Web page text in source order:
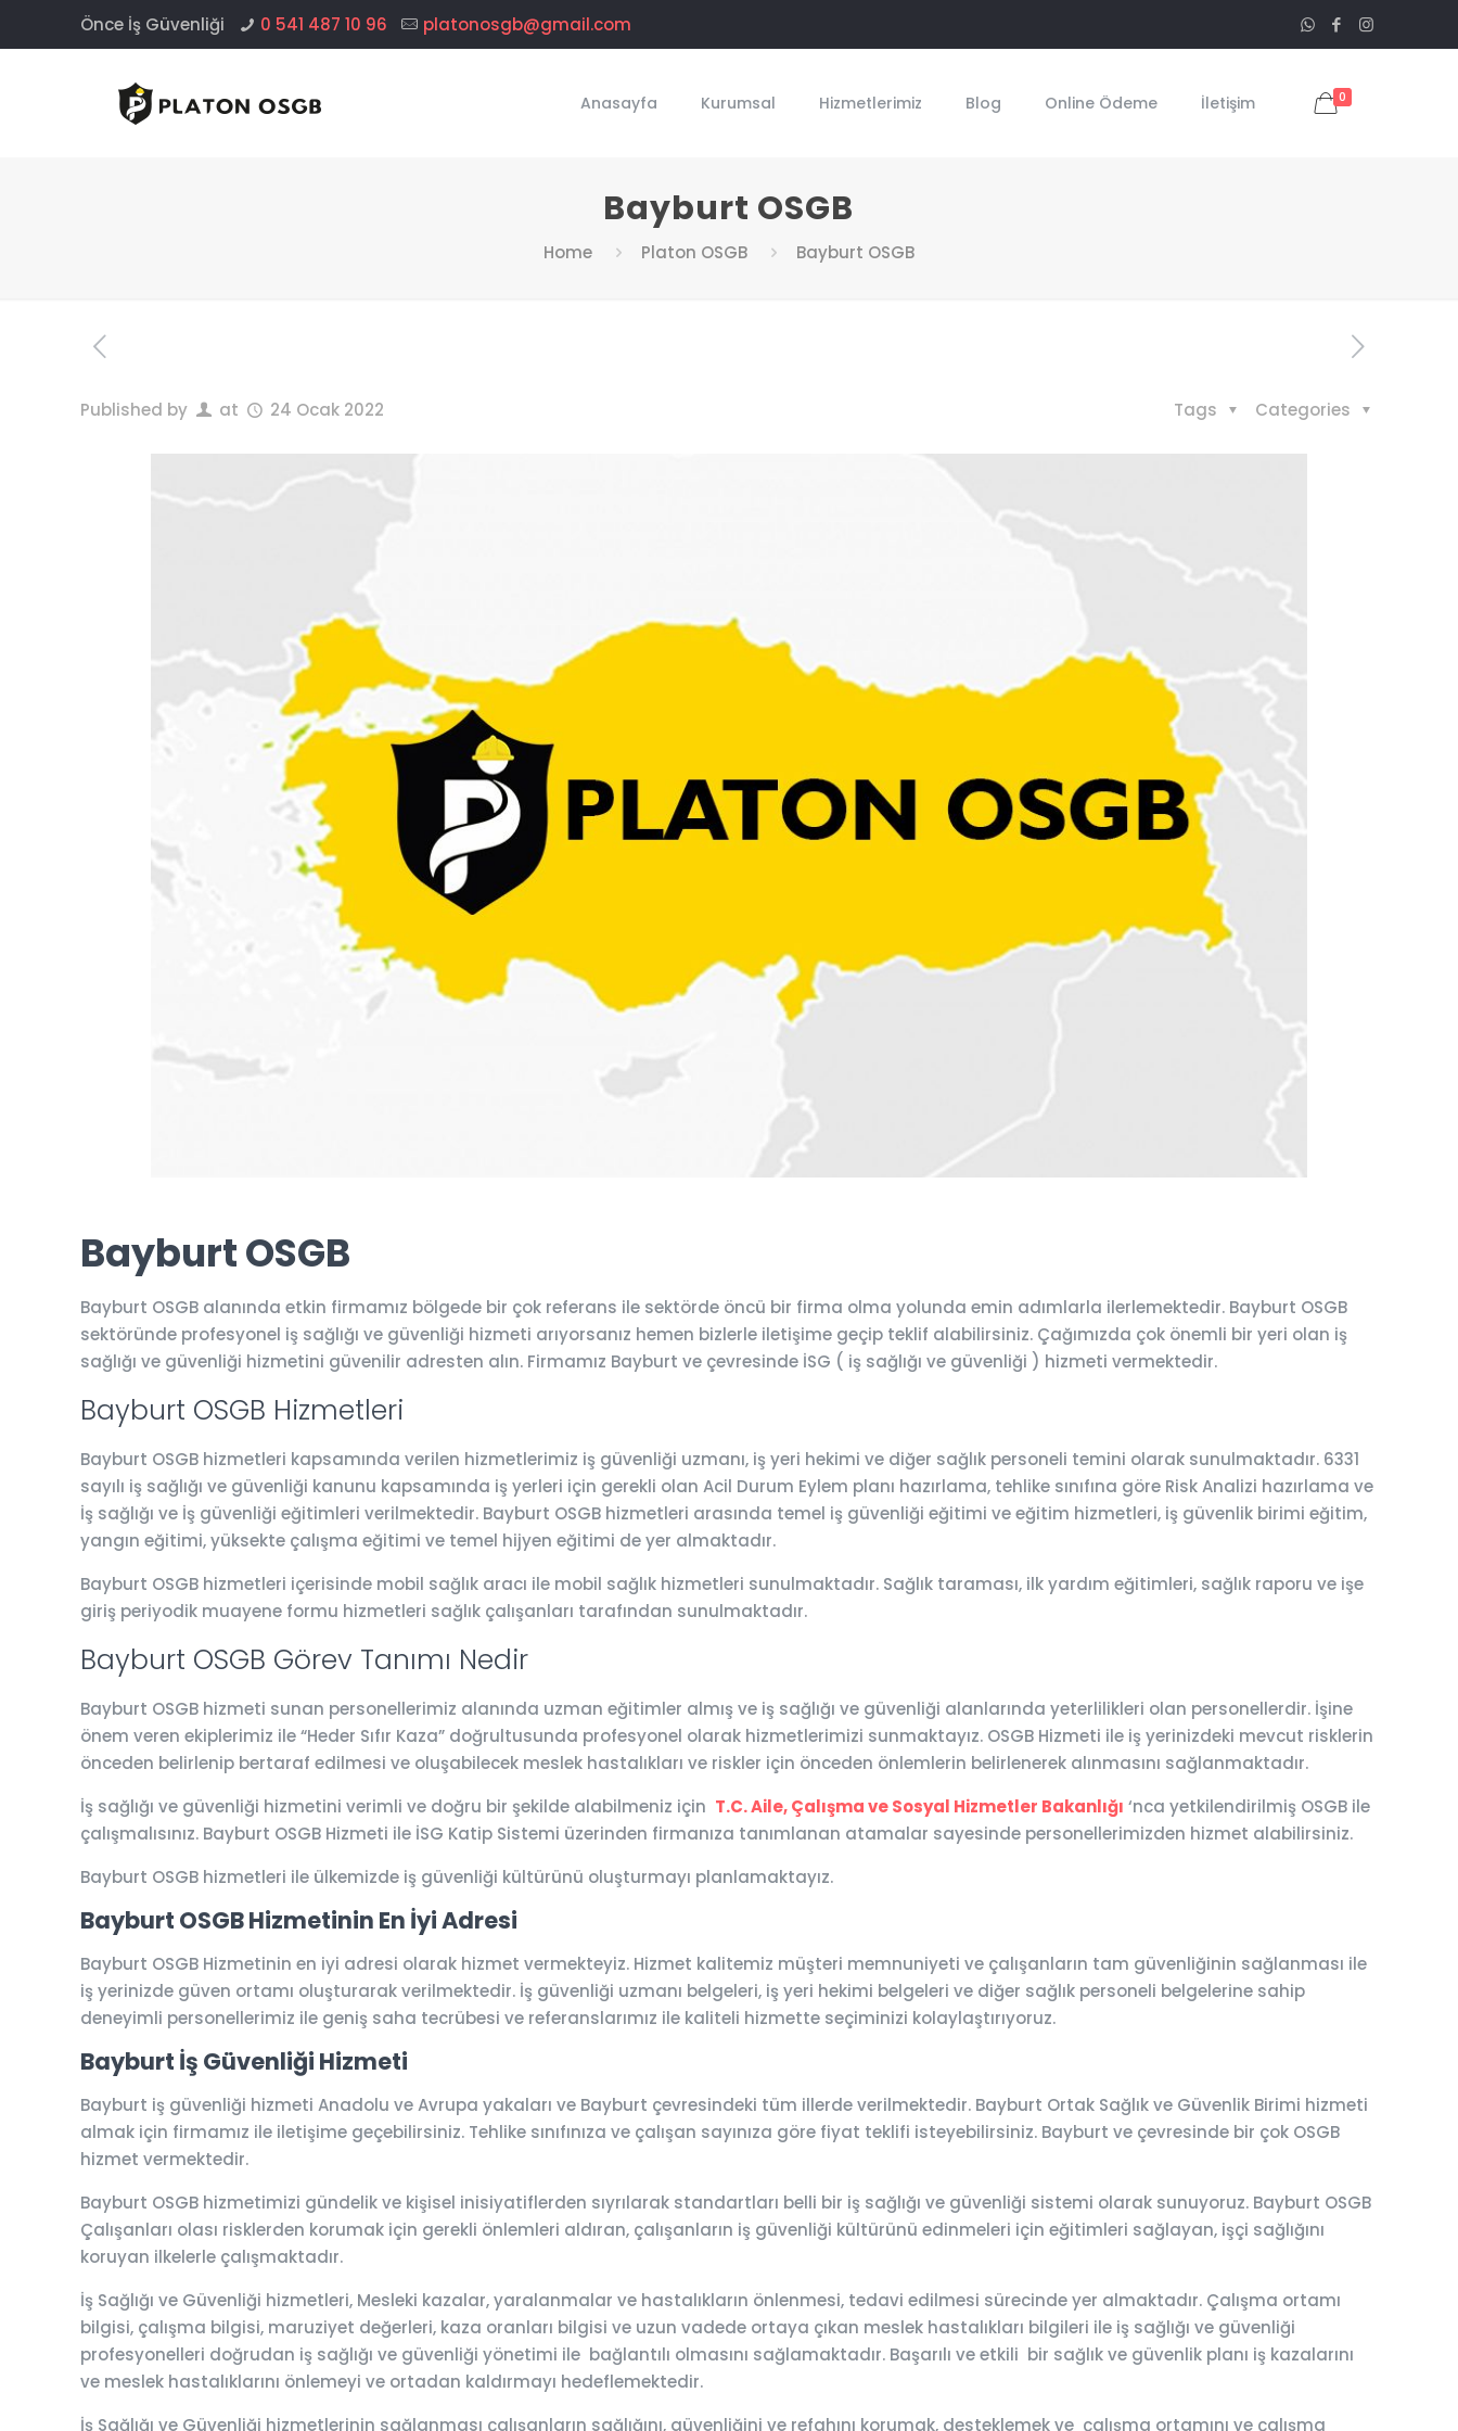
Önce İş Güvenliği 0 541 487 10 96 platonosgb@gmail.com
Anasayfa Kurumsal Hizmetlerimiz Blog Online Ödeme İletişim 0
Bayburt OSGB
Home Platon OSGB Bayburt OSGB
Published by at 24 Ocak 2022 Categories
Tags
Bayburt OSGB
Bayburt OSGB alanında etkin firmamız bölgede bir çok referans ile sektörde öncü bir firma olma yolunda emin adımlarla ilerlemektedir. Bayburt OSGB
sektöründe profesyonel iş sağlığı ve güvenliği hizmeti arıyorsanız hemen bizlerle iletişime geçip teklif alabilirsiniz. Çağımızda çok önemli bir yeri olan iş
sağlığı ve güvenliği hizmetini güvenilir adresten alın. Firmamız Bayburt ve çevresinde İSG ( iş sağlığı ve güvenliği ) hizmeti vermektedir.
Bayburt OSGB Hizmetleri
Bayburt OSGB hizmetleri kapsamında verilen hizmetlerimiz iş güvenliği uzmanı, iş yeri hekimi ve diğer sağlık personeli temini olarak sunulmaktadır. 6331
sayılı iş sağlığı ve güvenliği kanunu kapsamında iş yerleri için gerekli olan Acil Durum Eylem planı hazırlama, tehlike sınıfına göre Risk Analizi hazırlama ve
İş sağlığı ve İş güvenliği eğitimleri verilmektedir. Bayburt OSGB hizmetleri arasında temel iş güvenliği eğitimi ve eğitim hizmetleri, iş güvenlik birimi eğitim,
yangın eğitimi, yüksekte çalışma eğitimi ve temel hijyen eğitimi de yer almaktadır.
Bayburt OSGB hizmetleri içerisinde mobil sağlık aracı ile mobil sağlık hizmetleri sunulmaktadır. Sağlık taraması, ilk yardım eğitimleri, sağlık raporu ve işe
giriş periyodik muayene formu hizmetleri sağlık çalışanları tarafından sunulmaktadır.
Bayburt OSGB Görev Tanımı Nedir
Bayburt OSGB hizmeti sunan personellerimiz alanında uzman eğitimler almış ve iş sağlığı ve güvenliği alanlarında yeterlilikleri olan personellerdir. İşine
önem veren ekiplerimiz ile “Heder Sıfır Kaza” doğrultusunda profesyonel olarak hizmetlerimizi sunmaktayız. OSGB Hizmeti ile iş yerinizdeki mevcut risklerin
önceden belirlenip bertaraf edilmesi ve oluşabilecek meslek hastalıkları ve riskler için önceden önlemlerin belirlenerek alınmasını sağlanmaktadır.
İş sağlığı ve güvenliği hizmetini verimli ve doğru bir şekilde alabilmeniz için T.C. Aile, Çalışma ve Sosyal Hizmetler Bakanlığı ‘nca yetkilendirilmiş OSGB ile
çalışmalısınız. Bayburt OSGB Hizmeti ile İSG Katip Sistemi üzerinden firmanıza tanımlanan atamalar sayesinde personellerimizden hizmet alabilirsiniz.
Bayburt OSGB hizmetleri ile ülkemizde iş güvenliği kültürünü oluşturmayı planlamaktayız.
Bayburt OSGB Hizmetinin En İyi Adresi
Bayburt OSGB Hizmetinin en iyi adresi olarak hizmet vermekteyiz. Hizmet kalitemiz müşteri memnuniyeti ve çalışanların tam güvenliğinin sağlanması ile
iş yerinizde güven ortamı oluşturarak verilmektedir. İş güvenliği uzmanı belgeleri, iş yeri hekimi belgeleri ve diğer sağlık personeli belgelerine sahip
deneyimli personellerimiz ile geniş saha tecrübesi ve referanslarımız ile kaliteli hizmette seçiminizi kolaylaştırıyoruz.
Bayburt İş Güvenliği Hizmeti
Bayburt iş güvenliği hizmeti Anadolu ve Avrupa yakaları ve Bayburt çevresindeki tüm illerde verilmektedir. Bayburt Ortak Sağlık ve Güvenlik Birimi hizmeti
almak için firmamız ile iletişime geçebilirsiniz. Tehlike sınıfınıza ve çalışan sayınıza göre fiyat teklifi isteyebilirsiniz. Bayburt ve çevresinde bir çok OSGB
hizmet vermektedir.
Bayburt OSGB hizmetimizi gündelik ve kişisel inisiyatiflerden sıyrılarak standartları belli bir iş sağlığı ve güvenliği sistemi olarak sunuyoruz. Bayburt OSGB
Çalışanları olası risklerden korumak için gerekli önlemleri aldıran, çalışanların iş güvenliği kültürünü edinmeleri için eğitimleri sağlayan, işçi sağlığını
koruyan ilkelerle çalışmaktadır.
İş Sağlığı ve Güvenliği hizmetleri, Mesleki kazalar, yaralanmalar ve hastalıkların önlenmesi, tedavi edilmesi sürecinde yer almaktadır. Çalışma ortamı
bilgisi, çalışma bilgisi, maruziyet değerleri, kaza oranları bilgisi ve uzun vadede ortaya çıkan meslek hastalıkları bilgileri ile iş sağlığı ve güvenliği
profesyonelleri doğrudan iş sağlığı ve güvenliği yönetimi ile bağlantılı olmasını sağlamaktadır. Başarılı ve etkili bir sağlık ve güvenlik planı iş kazalarını
ve meslek hastalıklarını önlemeyi ve ortadan kaldırmayı hedeflemektedir.
İş Sağlığı ve Güvenliği hizmetlerinin sağlanması çalışanların sağlığını, güvenliğini ve refahını korumak, desteklemek ve çalışma ortamını ve çalışma